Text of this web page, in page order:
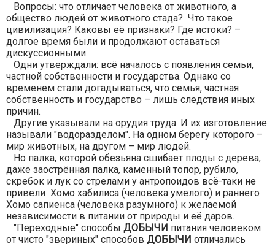
Вопросы: что отличает человека от животного, а
общество людей от животного стада? Что такое
цивилизация? Каковы её признаки? Где истоки? –
долгое время были и продолжают оставаться
дискуссионными.
Одни утверждали: всё началось с появления семьи,
частной собственности и государства. Однако со
временем стали догадываться, что семья, частная
собственность и государство – лишь следствия иных
причин.
Другие указывали на орудия труда. И их изготовление
называли "водоразделом". На одном берегу которого –
мир животных, на другом – мир людей.
Но палка, которой обезьяна сшибает плоды с дерева,
даже заострённая палка, каменный топор, рубило,
скребок и лук со стрелами у антропоидов всё-таки не
привели Хомо хабилиса (человека умелого) и раннего
Хомо сапиенса (человека разумного) к желаемой
независимости в питании от природы и её даров.
"Переходные" способы ДОБЫЧИ питания человеком
от чисто "звериных" способов ДОБЫЧИ отличались